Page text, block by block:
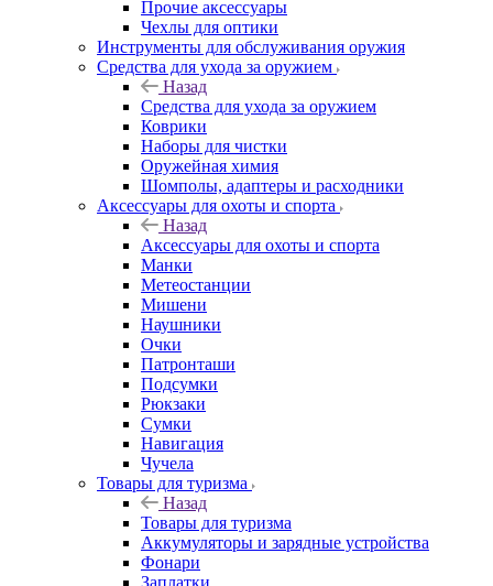
Прочие аксессуары
Чехлы для оптики
Инструменты для обслуживания оружия
Средства для ухода за оружием
Назад
Средства для ухода за оружием
Коврики
Наборы для чистки
Оружейная химия
Шомполы, адаптеры и расходники
Аксессуары для охоты и спорта
Назад
Аксессуары для охоты и спорта
Манки
Метеостанции
Мишени
Наушники
Очки
Патронташи
Подсумки
Рюкзаки
Сумки
Навигация
Чучела
Товары для туризма
Назад
Товары для туризма
Аккумуляторы и зарядные устройства
Фонари
Заплатки